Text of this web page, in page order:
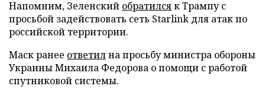
Напомним, Зеленский обратилсяк Трампу с
просьбой задействовать сеть Starlink для атак по
российской территории.
Маск ранее ответилна просьбу министра обороны
Украины Михаила Федорова о помощи с работой
спутниковой системы.